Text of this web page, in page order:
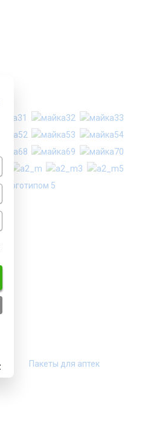
Пакеты для аптек